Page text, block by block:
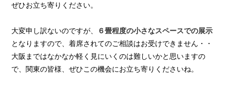
ぜひお立ち寄りください。
大変申し訳ないのですが、 ６畳程度の小さなスペースでの展示
となりますので、着席されてのご相談はお受けできません・・
大阪まではなかなか軽く見にいくのは難しいかと思いますの
で、関東の皆様、ぜひこの機会にお立ち寄りくださいね。